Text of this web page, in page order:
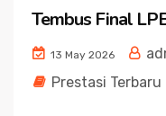
Tembus Final
13 May 2026
Prestasi Terbaru